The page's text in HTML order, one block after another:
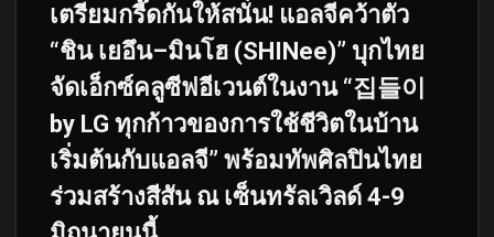
เตรียมกรี๊ดกันให้สนั่น! แอลจีคว้าตัว
“ชิน เยอึน–มินโฮ (SHINee)” บุกไทย
จัดเอ็กซ์คลูซีฟอีเวนต์ในงาน “집들이
by LG ทุกก้าวของการใช้ชีวิตในบ้าน
เริ่มต้นกับแอลจี” พร้อมทัพศิลปินไทย
ร่วมสร้างสีสัน ณ เซ็นทรัลเวิลด์ 4-9